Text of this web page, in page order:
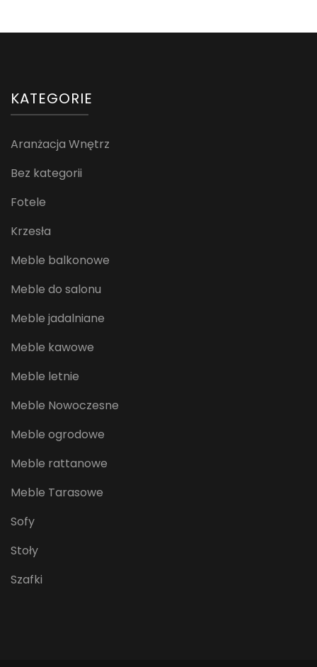
KATEGORIE
Aranżacja Wnętrz
Bez kategorii
Fotele
Krzesła
Meble balkonowe
Meble do salonu
Meble jadalniane
Meble kawowe
Meble letnie
Meble Nowoczesne
Meble ogrodowe
Meble rattanowe
Meble Tarasowe
Sofy
Stoły
Szafki